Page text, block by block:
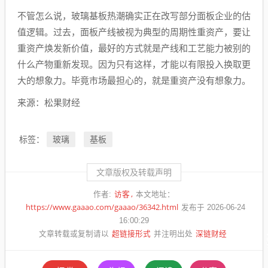
不管怎么说，玻璃基板热潮确实正在改写部分面板企业的估
值逻辑。过去，面板产线被视为典型的周期性重资产，要让
重资产焕发新价值，最好的方式就是产线和工艺能力被别的
什么产物重新发现。因为只有这样，才能以有限投入换取更
大的想象力。毕竟市场最担心的，就是重资产没有想象力。
来源：松果财经
标签： 玻璃 基板
文章版权及转载声明
作者: 访客 本文地址：
https://www.gaaao.com/gaaao/36342.html 发布于 2026-06-24
16:00:29
文章转载或复制请以 超链接形式 并注明出处 深链财经